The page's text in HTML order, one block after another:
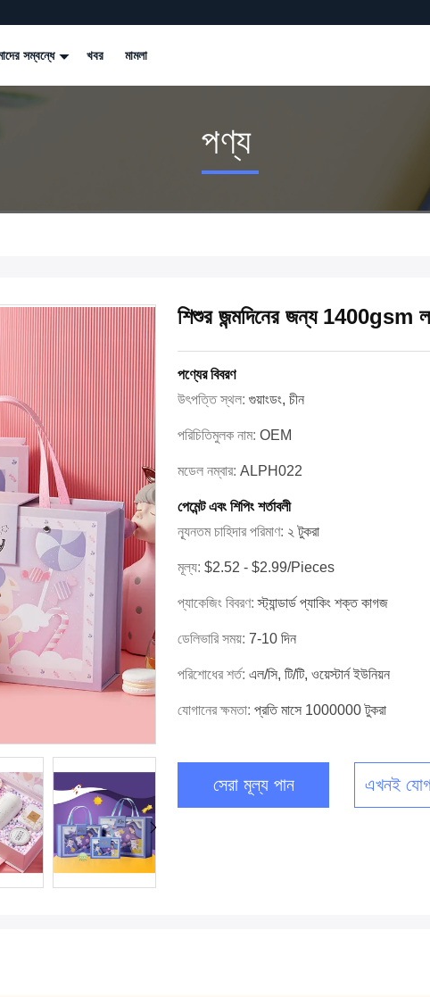
সম্বন্ধে খবর মামলা
পণ্য
শিশুর জন্মদিনের জন্য 1400gsm
পণ্যের বিবরণ
উৎপত্তি স্থল: গুয়াংডং, চীন
পরিচিতিমুলক নাম: OEM
মডেল নম্বার: ALPH022
পেমেন্ট এবং শিপিং শর্তাবলী
ন্যূনতম চাহিদার পরিমাণ: ২ টুকরা
মূল্য: $2.52 - $2.99/pieces
প্যাকেজিং বিবরণ:স্ট্যান্ডার্ড প্যাকিং শক্ত কাগজ
ডেলিভারি সময়: 7-10 দিন
পরিশোধের শর্ত: এল/সি, টি/টি, ওয়েস্টার্ন ইউনিয়ন
যোগানের ক্ষমতা: প্রতি মাসে 1000000 টুকরা
সেরা মূল্য পান এখনই